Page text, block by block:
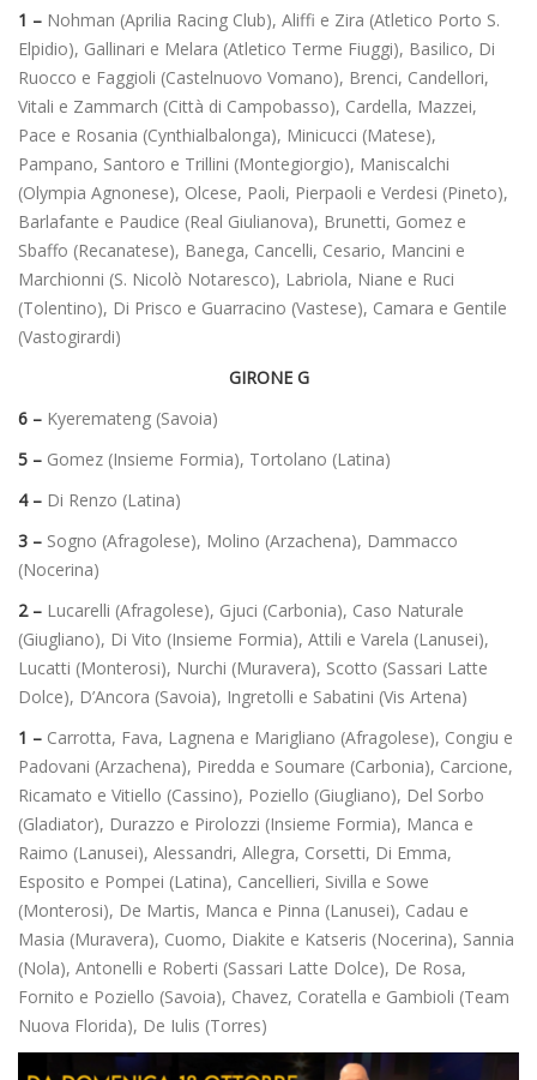
1 – Nohman (Aprilia Racing Club), Aliffi e Zira (Atletico Porto S.
Elpidio), Gallinari e Melara (Atletico Terme Fiuggi), Basilico, Di
Ruocco e Faggioli (Castelnuovo Vomano), Brenci, Candellori,
Vitali e Zammarch (Città di Campobasso), Cardella, Mazzei,
Pace e Rosania (Cynthialbalonga), Minicucci (Matese),
Pampano, Santoro e Trillini (Montegiorgio), Maniscalchi
(Olympia Agnonese), Olcese, Paoli, Pierpaoli e Verdesi (Pineto),
Barlafante e Paudice (Real Giulianova), Brunetti, Gomez e
Sbaffo (Recanatese), Banega, Cancelli, Cesario, Mancini e
Marchionni (S. Nicolò Notaresco), Labriola, Niane e Ruci
(Tolentino), Di Prisco e Guarracino (Vastese), Camara e Gentile
(Vastogirardi)
GIRONE G
6 – Kyeremateng (Savoia)
5 – Gomez (Insieme Formia), Tortolano (Latina)
4 – Di Renzo (Latina)
3 – Sogno (Afragolese), Molino (Arzachena), Dammacco
(Nocerina)
2 – Lucarelli (Afragolese), Gjuci (Carbonia), Caso Naturale
(Giugliano), Di Vito (Insieme Formia), Attili e Varela (Lanusei),
Lucatti (Monterosi), Nurchi (Muravera), Scotto (Sassari Latte
Dolce), D’Ancora (Savoia), Ingretolli e Sabatini (Vis Artena)
1 – Carrotta, Fava, Lagnena e Marigliano (Afragolese), Congiu e
Padovani (Arzachena), Piredda e Soumare (Carbonia), Carcione,
Ricamato e Vitiello (Cassino), Poziello (Giugliano), Del Sorbo
(Gladiator), Durazzo e Pirolozzi (Insieme Formia), Manca e
Raimo (Lanusei), Alessandri, Allegra, Corsetti, Di Emma,
Esposito e Pompei (Latina), Cancellieri, Sivilla e Sowe
(Monterosi), De Martis, Manca e Pinna (Lanusei), Cadau e
Masia (Muravera), Cuomo, Diakite e Katseris (Nocerina), Sannia
(Nola), Antonelli e Roberti (Sassari Latte Dolce), De Rosa,
Fornito e Poziello (Savoia), Chavez, Coratella e Gambioli (Team
Nuova Florida), De Iulis (Torres)